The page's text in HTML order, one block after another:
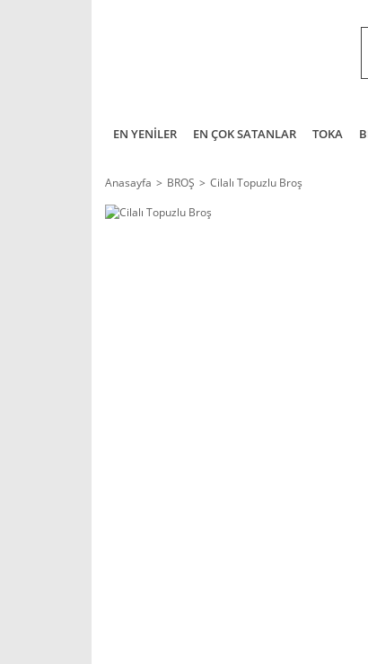
EN YENİLER EN ÇOK SATANLAR TOKA
Anasayfa BROŞ Cilalı Topuzlu Broş